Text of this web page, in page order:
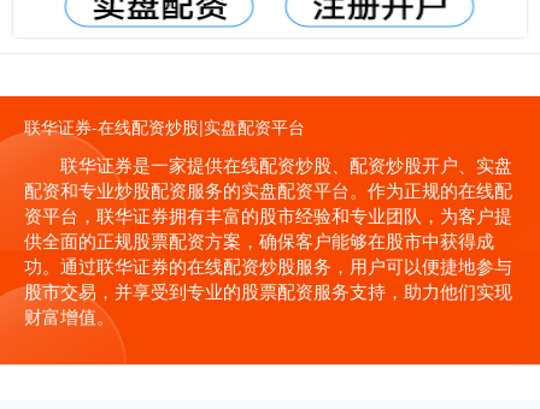
联华证券-在线配资炒股|实盘配资平台
联华证券是一家提供在线配资炒股、配资炒股开户、实盘
配资和专业炒股配资服务的实盘配资平台。作为正规的在线配
资平台，联华证券拥有丰富的股市经验和专业团队，为客户提
供全面的正规股票配资方案，确保客户能够在股市中获得成
功。通过联华证券的在线配资炒股服务，用户可以便捷地参与
股市交易，并享受到专业的股票配资服务支持，助力他们实现
财富增值。